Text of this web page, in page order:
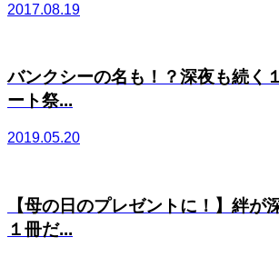
2017.08.19
バンクシーの名も！？深夜も続く
ート祭...
2019.05.20
【母の日のプレゼントに！】絆
１冊だ...